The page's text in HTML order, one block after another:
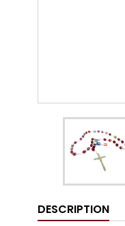
DESCRIPTION